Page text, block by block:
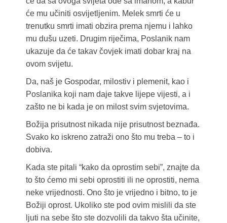
će mu učiniti osvijetljenim. Melek smrti će u
trenutku smrti imati obzira prema njemu i lahko
mu dušu uzeti. Drugim riječima, Poslanik nam
ukazuje da će takav čovjek imati dobar kraj na
ovom svijetu.
Da, naš je Gospodar, milostiv i plemenit, kao i
Poslanika koji nam daje takve lijepe vijesti, a i
zašto ne bi kada je on milost svim svjetovima.
Božija prisutnost nikada nije prisutnost beznađa.
Svako ko iskreno zatraži ono što mu treba – to i
dobiva.
Kada ste pitali “kako da oprostim sebi”, znajte da
to što ćemo mi sebi oprostiti ili ne oprostiti, nema
neke vrijednosti. Ono što je vrijedno i bitno, to je
Božiji oprost. Ukoliko ste pod ovim mislili da ste
ljuti na sebe što ste dozvolili da takvo šta učinite,